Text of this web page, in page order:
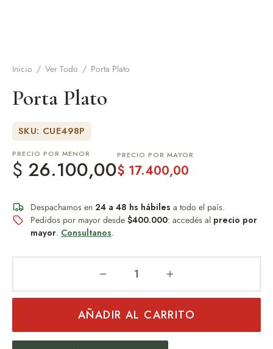
Inicio / Ver Todo / Porta Plato
Porta Plato
SKU: CUE498P
PRECIO POR MENOR
$ 26.100,00
PRECIO POR MAYOR
$ 17.400,00
Despachamos en 24 a 48 hs hábiles a todo el país.
Pedidos por mayor desde $400.000: accedés al precio por
mayor. Consultanos.
AÑADIR AL CARRITO
y accesorios